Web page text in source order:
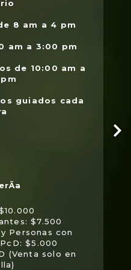
8 am a 4 pm
am a 3:00 pm
de 10:00 am a
guiados cada
$7.500
Personas con
$5.000
(Venta solo en